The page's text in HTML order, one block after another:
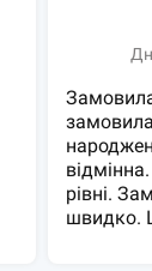
рівні.
швидко.